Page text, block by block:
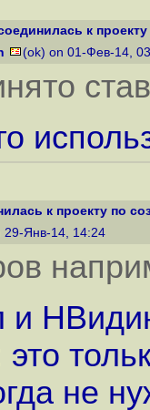
к
(ok) on 01-Фев-14,
к проекту по
29-Янв-14, 14:24
и
не